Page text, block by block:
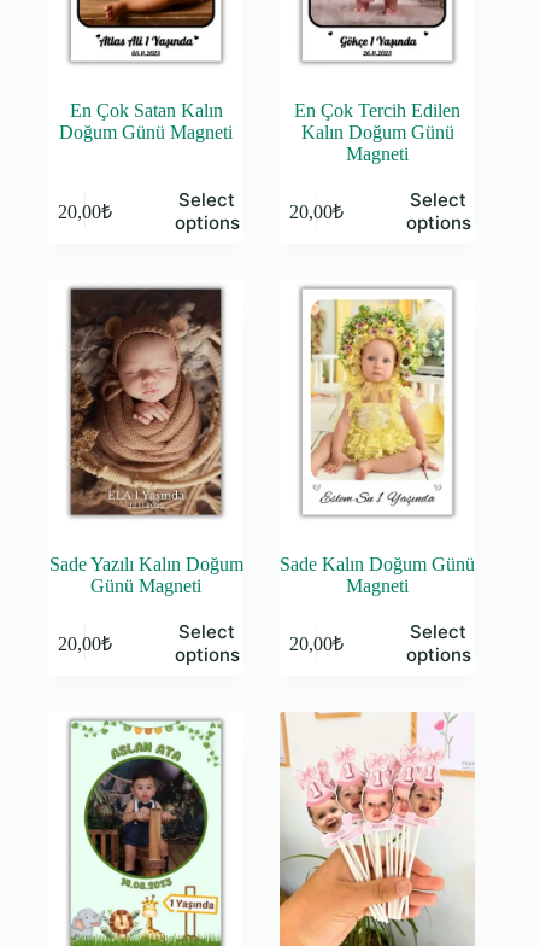
En Çok Satan Kalın
Doğum Günü Magneti
20,00₺
Select
options
En Çok Tercih Edilen
Kalın Doğum Günü
Magneti
20,00₺
Select
options
Sade Yazılı Kalın Doğum
Günü Magneti
20,00₺
Select
options
Sade Kalın Doğum Günü
Magneti
20,00₺
Select
options